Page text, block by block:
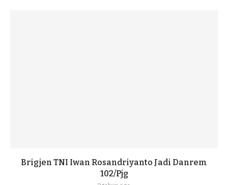
Brigjen TNI Iwan Rosandriyanto Jadi Danrem
102/Pjg